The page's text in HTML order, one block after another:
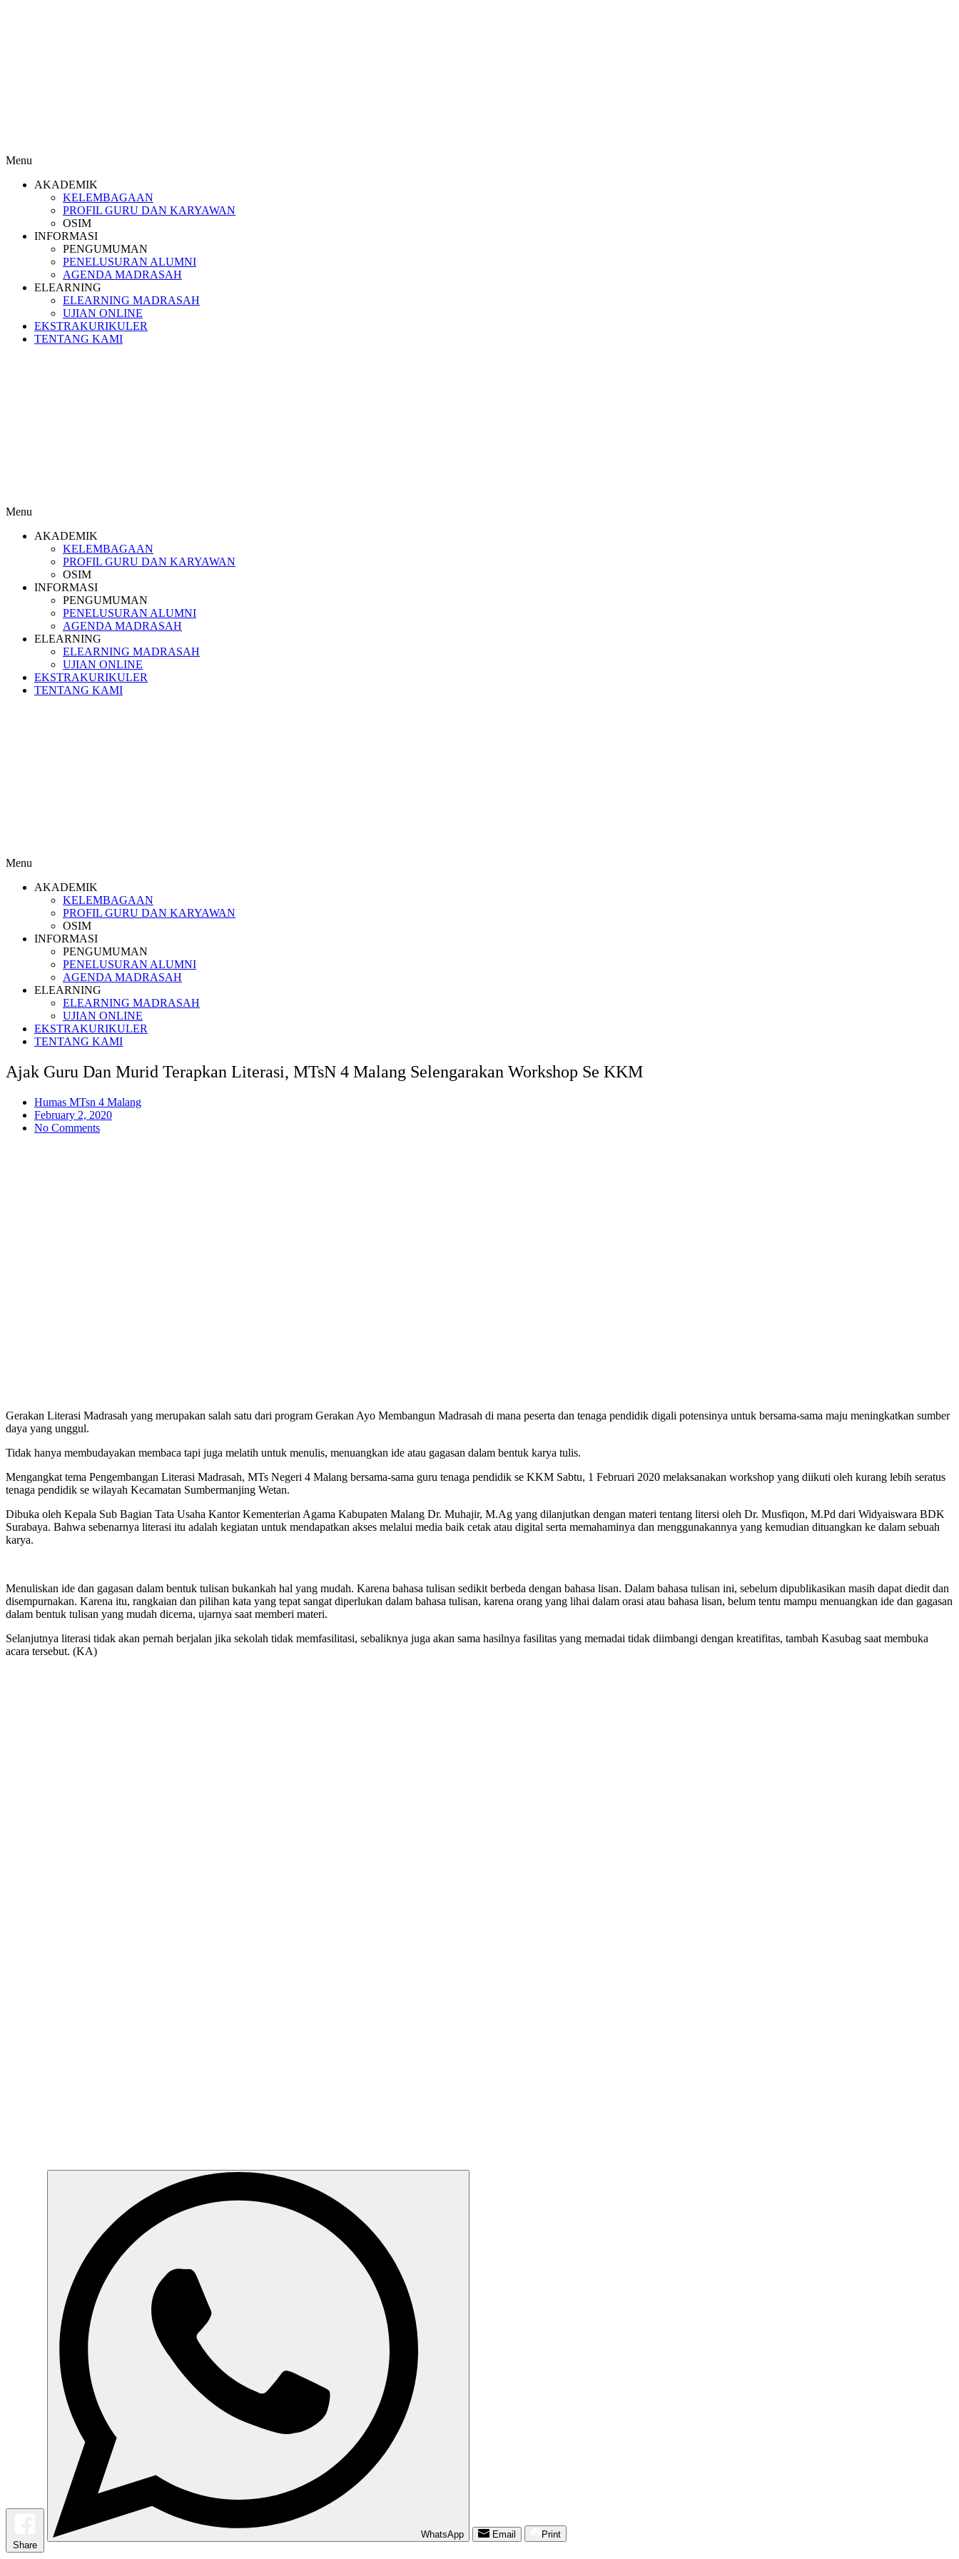
Menu
AKADEMIK
KELEMBAGAAN
PROFIL GURU DAN KARYAWAN
OSIM
INFORMASI
PENGUMUMAN
PENELUSURAN ALUMNI
AGENDA MADRASAH
ELEARNING
ELEARNING MADRASAH
UJIAN ONLINE
EKSTRAKURIKULER
TENTANG KAMI
Menu
AKADEMIK
KELEMBAGAAN
PROFIL GURU DAN KARYAWAN
OSIM
INFORMASI
PENGUMUMAN
PENELUSURAN ALUMNI
AGENDA MADRASAH
ELEARNING
ELEARNING MADRASAH
UJIAN ONLINE
EKSTRAKURIKULER
TENTANG KAMI
Menu
AKADEMIK
KELEMBAGAAN
PROFIL GURU DAN KARYAWAN
OSIM
INFORMASI
PENGUMUMAN
PENELUSURAN ALUMNI
AGENDA MADRASAH
ELEARNING
ELEARNING MADRASAH
UJIAN ONLINE
EKSTRAKURIKULER
TENTANG KAMI
Ajak Guru Dan Murid Terapkan Literasi, MTsN 4 Malang Selengarakan Workshop Se KKM
Humas MTsn 4 Malang
February 2, 2020
No Comments
Gerakan Literasi Madrasah yang merupakan salah satu dari program Gerakan Ayo Membangun Madrasah di mana peserta dan tenaga pendidik digali potensinya untuk bersama-sama maju meningkatkan sumber
daya yang unggul.
Tidak hanya membudayakan membaca tapi juga melatih untuk menulis, menuangkan ide atau gagasan dalam bentuk karya tulis.
Mengangkat tema Pengembangan Literasi Madrasah, MTs Negeri 4 Malang bersama-sama guru tenaga pendidik se KKM Sabtu, 1 Februari 2020 melaksanakan workshop yang diikuti oleh kurang lebih seratus
tenaga pendidik se wilayah Kecamatan Sumbermanjing Wetan.
Dibuka oleh Kepala Sub Bagian Tata Usaha Kantor Kementerian Agama Kabupaten Malang Dr. Muhajir, M.Ag yang dilanjutkan dengan materi tentang litersi oleh Dr. Musfiqon, M.Pd dari Widyaiswara BDK
Surabaya. Bahwa sebenarnya literasi itu adalah kegiatan untuk mendapatkan akses melalui media baik cetak atau digital serta memahaminya dan menggunakannya yang kemudian dituangkan ke dalam sebuah
karya.
Menuliskan ide dan gagasan dalam bentuk tulisan bukankah hal yang mudah. Karena bahasa tulisan sedikit berbeda dengan bahasa lisan. Dalam bahasa tulisan ini, sebelum dipublikasikan masih dapat diedit dan
disempurnakan. Karena itu, rangkaian dan pilihan kata yang tepat sangat diperlukan dalam bahasa tulisan, karena orang yang lihai dalam orasi atau bahasa lisan, belum tentu mampu menuangkan ide dan gagasan
dalam bentuk tulisan yang mudah dicerna, ujarnya saat memberi materi.
Selanjutnya literasi tidak akan pernah berjalan jika sekolah tidak memfasilitasi, sebaliknya juga akan sama hasilnya fasilitas yang memadai tidak diimbangi dengan kreatifitas, tambah Kasubag saat membuka
acara tersebut. (KA)
Share
WhatsApp Email Print